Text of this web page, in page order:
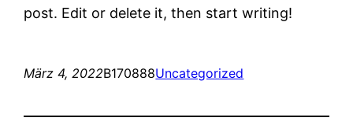
post. Edit or delete it, then start writing!
März 4, 2022B170888Uncategorized